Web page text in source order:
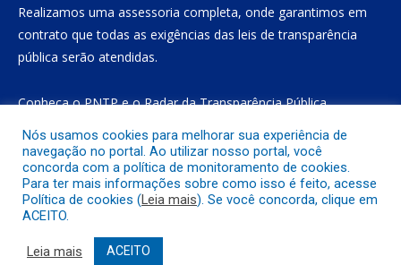
Realizamos uma assessoria completa, onde garantimos em
contrato que todas as exigências das leis de transparência
pública serão atendidas.
Conheça oPNTPe oRadar da Transparência Pública
Todos os direitos reservados a Prefeitura Municipal de Gurupá
Mapa do Site
Acessar o Webmail
Nós usamos cookies para melhorar sua experiência de
navegação no portal. Ao utilizar nosso portal, você
concorda com a política de monitoramento de cookies.
Para ter mais informações sobre como isso é feito, acesse
Política de cookies (Leia mais). Se você concorda, clique em
ACEITO.
Leia mais ACEITO